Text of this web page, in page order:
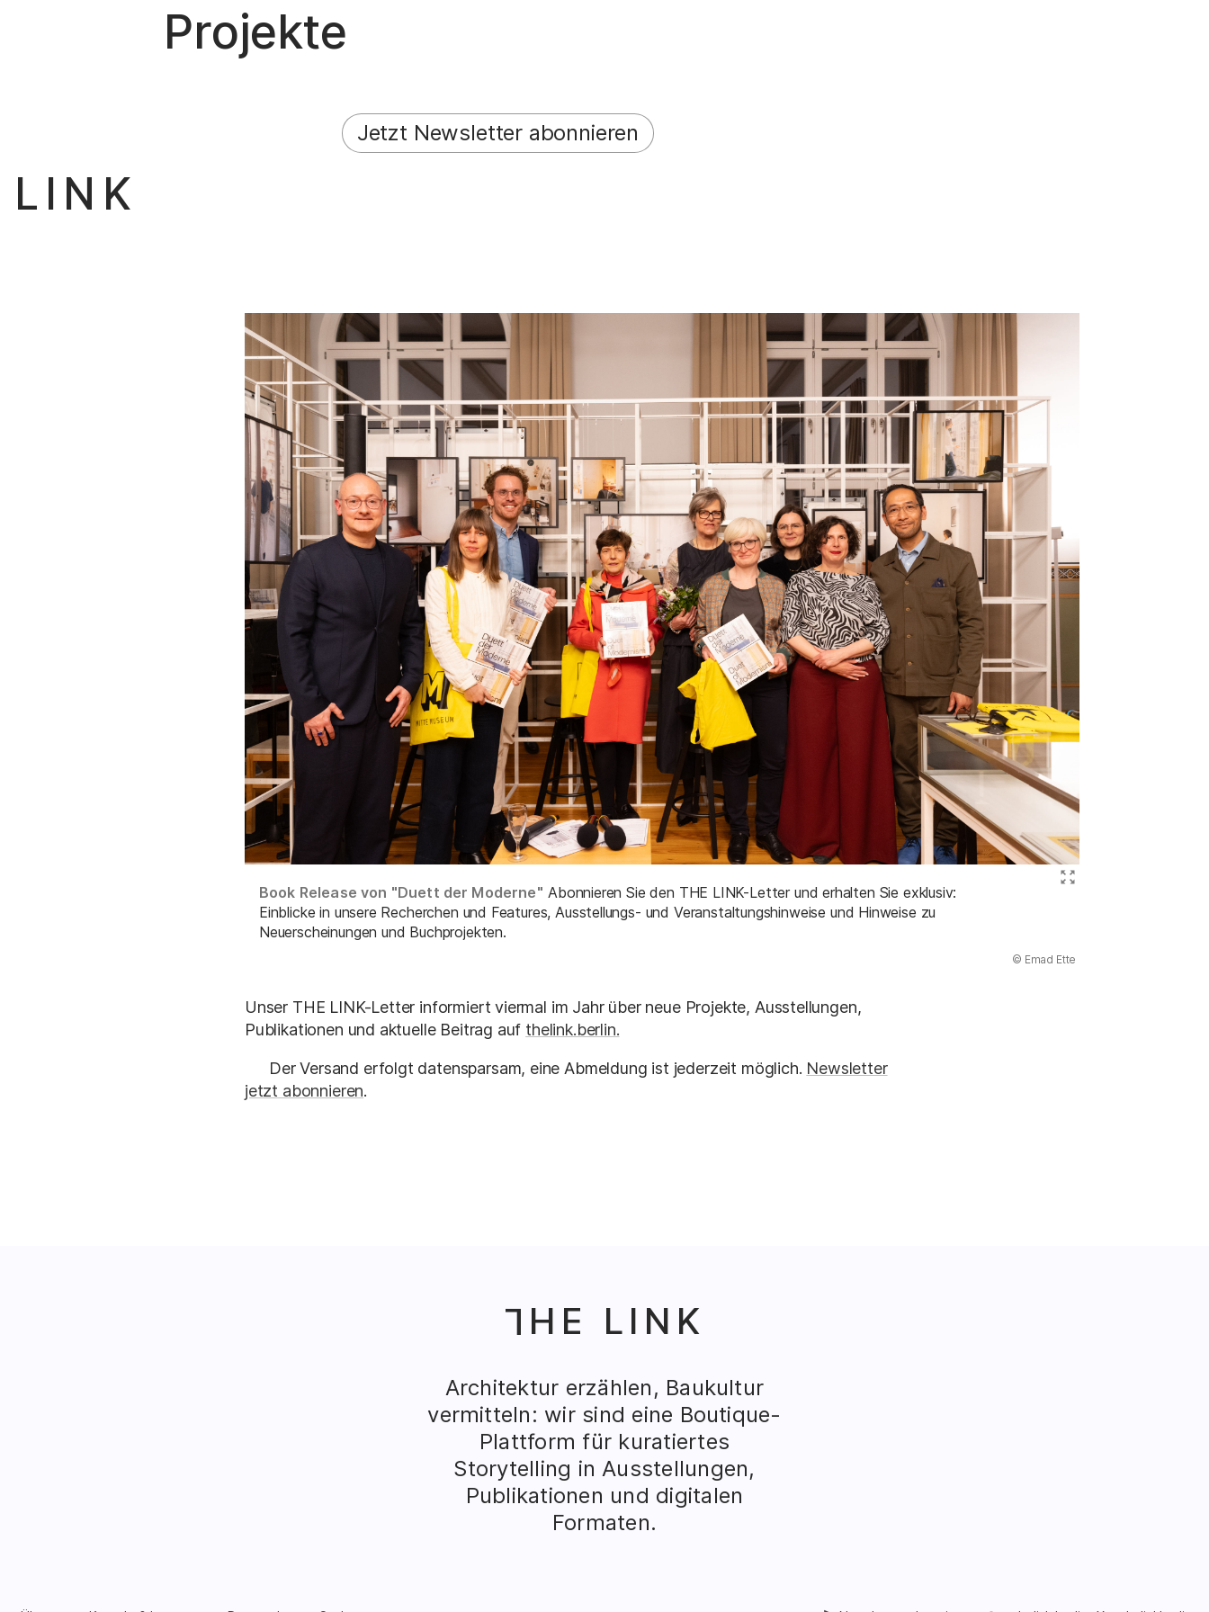
Projekte
Jetzt Newsletter abonnieren
Book Release von "Duett der Moderne" Abonnieren Sie den THE LINK-Letter und erhalten Sie exklusiv:
Einblicke in unsere Recherchen und Features, Ausstellungs- und Veranstaltungshinweise und Hinweise zu
Neuerscheinungen und Buchprojekten.
© Emad Ette
Unser THE LINK-Letter informiert viermal im Jahr über neue Projekte, Ausstellungen,
Publikationen und aktuelle Beitrag auf thelink.berlin.
Der Versand erfolgt datensparsam, eine Abmeldung ist jederzeit möglich. Newsletter
jetzt abonnieren.
T
HE LINK
Architektur erzählen, Baukultur
vermitteln: wir sind eine Boutique-
Plattform für kuratiertes
Storytelling in Ausstellungen,
Publikationen und digitalen
Formaten.